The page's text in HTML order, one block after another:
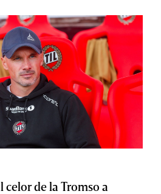
celor de la Tromso a